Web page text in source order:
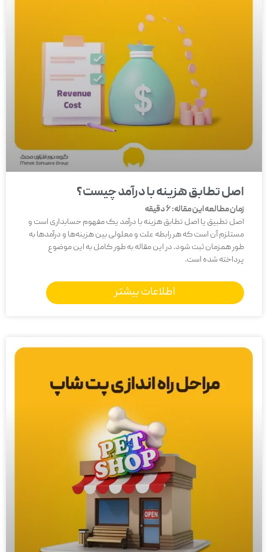
اصل تطابق هزینه با درآمد چیست؟
زمان مطالعه این مقاله:6دقیقه
اصل تطبیق یا اصل تطابق هزینه با درآمد یک مفهوم حسابداری است و
مستلزم آن است که هر رابطه علت و معلولی بین هزینه‌ها و درآمدها به
طور همزمان ثبت شود. در این مقاله به طور کامل به این موضوع
پرداخته شده است.
اطلاعات بیشتر